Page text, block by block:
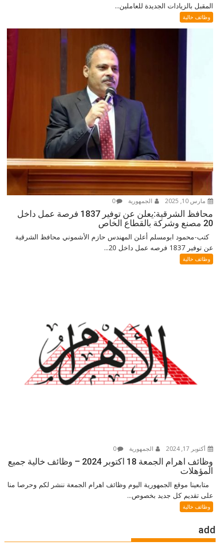
المقبل بالزيادات الجديدة للعاملين...
وظائف خالية
مارس 10, 2025 الجمهورية 0
محافظ الشرقية:يعلن عن توفير 1837 فرصة عمل داخل
20 مصنع وشركة بالقطاع الخاص
كتب-محمود ابومسلم أعلن المهندس حازم الأشموني محافظ الشرقية
عن توفير 1837 فرصه عمل داخل 20...
وظائف خالية
أكتوبر 17, 2024 الجمهورية 0
وظائف اهرام الجمعة 18 اكتوبر 2024 – وظائف خالية جميع
المؤهلات
متابعينا موقع الجمهورية اليوم وظائف اهرام الجمعة ننشر لكم وحرصا منا
على تقديم كل جديد بخصوص...
وظائف خالية
add